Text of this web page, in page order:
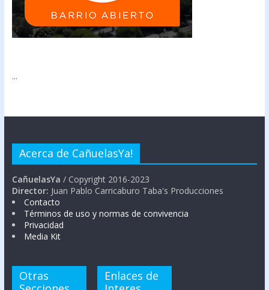
...
Acerca de CañuelasYa!
CañuelasYa / Copyright 2016-2023
Director: Juan Pablo Carricaburo Taba's Producciones
Contacto
Términos de uso y normas de convivencia
Privacidad
Media Kit
Otras
Enlaces de